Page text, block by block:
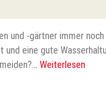
und -gärtner immer
eine gute
Weiterlesen